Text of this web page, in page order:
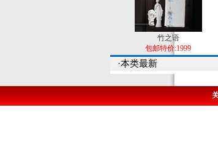
竹之语
包邮特价:1999
·本类最新